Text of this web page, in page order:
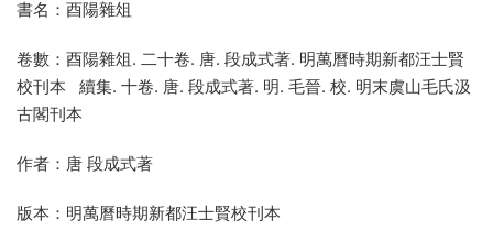
書名：酉陽雜俎
卷數：酉陽雜俎. 二十卷. 唐. 段成式著. 明萬曆時期新都汪士賢
校刊本 續集. 十卷. 唐. 段成式著. 明. 毛晉. 校. 明末虞山毛氏汲
古閣刊本
作者：唐 段成式著
版本：明萬曆時期新都汪士賢校刊本